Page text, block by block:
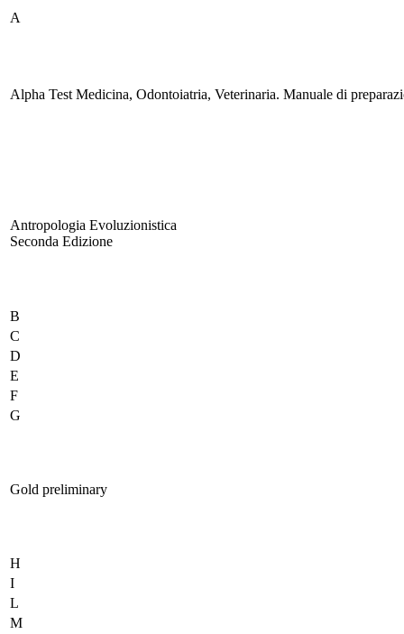
A
Alpha Test Medicina, Odontoiatria, Veterinaria. Manuale di
Antropologia Evoluzionistica
Seconda Edizione
B
C
D
E
F
G
Gold preliminary
H
I
L
M